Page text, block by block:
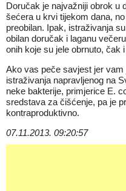
Doručak je najvažniji obrok u
šećera u krvi tijekom dana,
preobilan. Ipak, istraživanja
obilan doručak i laganu
onih koje su jele obrnuto, čak
Ako vas peče savjest jer
istraživanja napravljenog na
neke bakterije, primjerice E.
sredstava za čišćenje, pa je
kontraproduktivno.
07.11.2013. 09:20:57